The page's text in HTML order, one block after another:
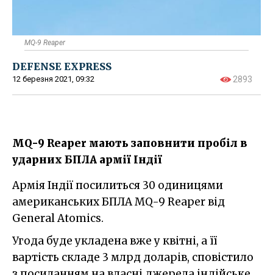
MQ-9 Reaper
DEFENSE EXPRESS
12 березня 2021, 09:32 2893
MQ-9 Reaper мають заповнити пробіл в
ударних БПЛА армії Індії
Армія Індії посилиться 30 одиницями
американських БПЛА MQ-9 Reaper від
General Atomics.
Угода буде укладена вже у квітні, а її
вартість складе 3 млрд доларів, сповістило